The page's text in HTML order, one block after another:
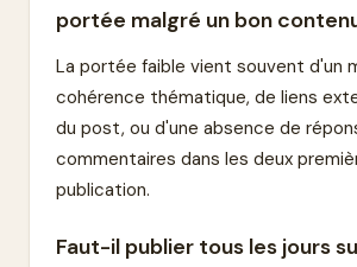
portée malgré un bon
La portée faible vient souvent d'un
cohérence thématique, de liens
du post, ou d'une absence de
commentaires dans les deux
publication.
Faut-il publier tous les jours